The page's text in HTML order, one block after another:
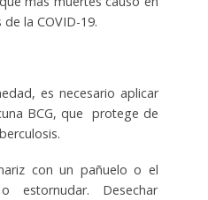
la COVID-19.
es necesario aplicar
BCG, que protege de
con un pañuelo o el
Desechar